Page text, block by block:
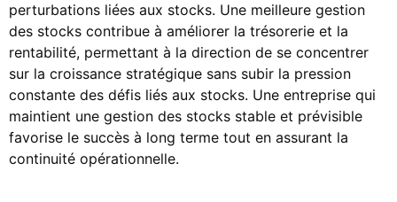
perturbations liées aux stocks. Une meilleure gestion
des stocks contribue à améliorer la trésorerie et la
rentabilité, permettant à la direction de se concentrer
sur la croissance stratégique sans subir la pression
constante des défis liés aux stocks. Une entreprise qui
maintient une gestion des stocks stable et prévisible
favorise le succès à long terme tout en assurant la
continuité opérationnelle.